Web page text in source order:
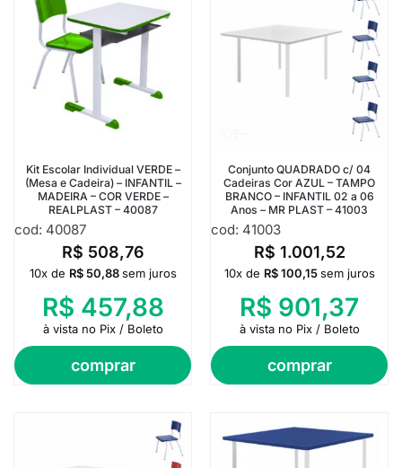
Kit Escolar Individual VERDE –
(Mesa e Cadeira) – INFANTIL –
MADEIRA – COR VERDE –
REALPLAST – 40087
cod: 40087
R$ 508,76
comprar
10x de R$50,88 sem juros
R$ 457,88
à vista no Pix / Boleto
Conjunto QUADRADO c/ 04
Cadeiras Cor AZUL – TAMPO
BRANCO – INFANTIL 02 a 06
Anos – MR PLAST – 41003
cod: 41003
R$ 1.001,52
comprar
10x de R$100,15 sem juros
R$ 901,37
à vista no Pix / Boleto